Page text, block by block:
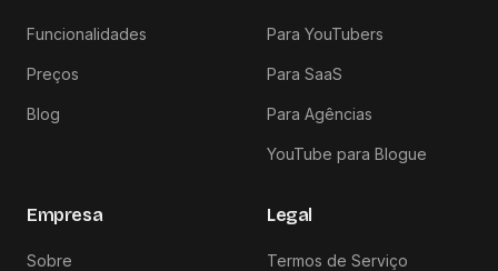
Funcionalidades
Preços
Blog
Para YouTubers
Para SaaS
Para Agências
YouTube para Blogue
Empresa
Sobre
Legal
Termos de Serviço